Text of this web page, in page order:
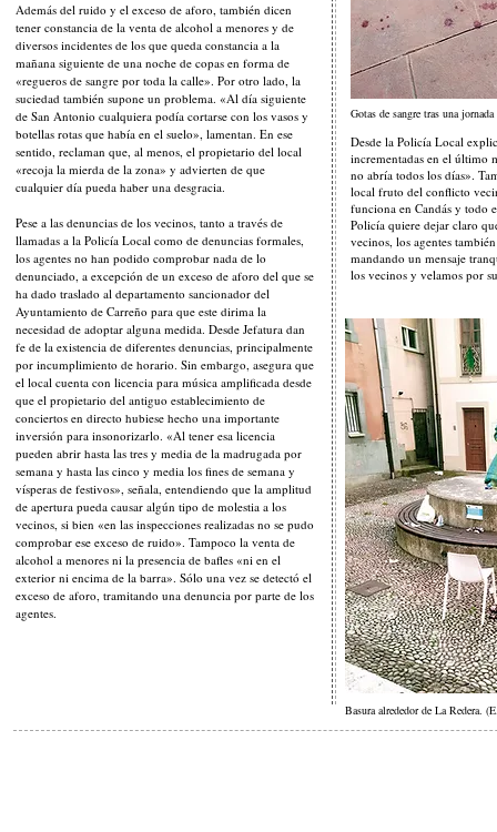
Gotas de sangre tras una
Además del ruido y el exceso de aforo, también dicen
tener constancia de la venta de alcohol a menores y de
diversos incidentes de los que queda constancia a la
mañana siguiente de una noche de copas en forma de
«regueros de sangre por toda la calle». Por otro lado, la
suciedad también supone un problema. «Al día siguiente
de San Antonio cualquiera podía cortarse con los vasos y
botellas rotas que había en el suelo», lamentan. En ese
sentido, reclaman que, al menos, el propietario del local
«recoja la mierda de la zona» y advierten de que
cualquier día pueda haber una desgracia.
Pese a las denuncias de los vecinos, tanto a través de
llamadas a la Policía Local como de denuncias formales,
los agentes no han podido comprobar nada de lo
denunciado, a excepción de un exceso de aforo del que se
ha dado traslado al departamento sancionador del
Ayuntamiento de Carreño para que este dirima la
necesidad de adoptar alguna medida. Desde Jefatura dan
fe de la existencia de diferentes denuncias, principalmente
por incumplimiento de horario. Sin embargo, asegura que
el local cuenta con licencia para música amplificada desde
que el propietario del antiguo establecimiento de
conciertos en directo hubiese hecho una importante
inversión para insonorizarlo. «Al tener esa licencia
pueden abrir hasta las tres y media de la madrugada por
semana y hasta las cinco y media los fines de semana y
vísperas de festivos», señala, entendiendo que la amplitud
de apertura pueda causar algún tipo de molestia a los
vecinos, si bien «en las inspecciones realizadas no se pudo
comprobar ese exceso de ruido». Tampoco la venta de
alcohol a menores ni la presencia de bafles «ni en el
exterior ni encima de la barra». Sólo una vez se detectó el
exceso de aforo, tramitando una denuncia por parte de los
agentes.
Desde la Policía Local
incrementadas en el último
no abría todos los días».
local fruto del conflicto
funciona en Candás y todo
Policía quiere dejar claro
vecinos, los agentes
mandando un mensaje
los vecinos y velamos por
Basura alrededor de La Redera.